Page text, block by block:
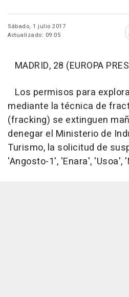
Sábado, 1 julio 2017
Actualizado: 09:05
MADRID, 28 (EUROPA
Los permisos para
mediante la técnica de
(fracking) se extinguen
denegar el Ministerio de
Turismo, la solicitud de
'Angosto-1', 'Enara', 'Usoa',